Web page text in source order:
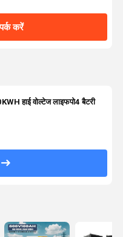
करें
हाई वोल्टेज लाइफपो4 बैटरी